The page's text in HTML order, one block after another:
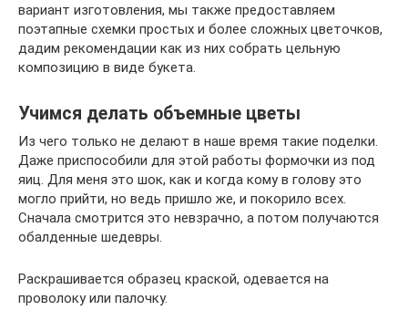
вариант изготовления, мы также предоставляем
поэтапные схемки простых и более сложных цветочков,
дадим рекомендации как из них собрать цельную
композицию в виде букета.
Учимся делать объемные цветы
Из чего только не делают в наше время такие поделки.
Даже приспособили для этой работы формочки из под
яиц. Для меня это шок, как и когда кому в голову это
могло прийти, но ведь пришло же, и покорило всех.
Сначала смотрится это невзрачно, а потом получаются
обалденные шедевры.
Раскрашивается образец краской, одевается на
проволоку или палочку.